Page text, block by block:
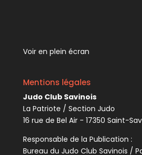
Voir en plein écran
Mentions légales
Judo Club Savinois
La Patriote / Section Judo
16 rue de Bel Air - 17350 Saint-
Responsable de la Publication :
Bureau du Judo Club Savinois /